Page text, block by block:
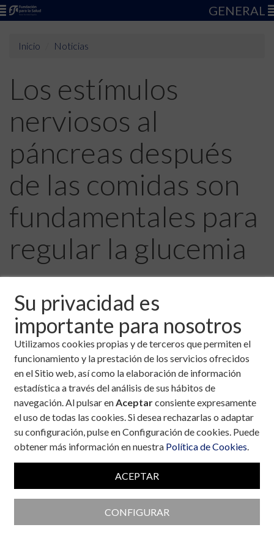
Su privacidad es
importante para nosotros
Utilizamos cookies propias y de terceros que permiten el
funcionamiento y la prestación de los servicios ofrecidos
en el Sitio web, así como la elaboración de información
estadística a través del análisis de sus hábitos de
navegación. Al pulsar enAceptarconsiente expresamente
el uso de todas las cookies. Si desea rechazarlas o adaptar
su configuración, pulse en Configuración de cookies. Puede
obtener más información en nuestra Política de Cookies.
ACEPTAR
CONFIGURAR
GENERAL
Inicio Noticias
Los estímulos
nerviosos al
páncreas después
de las comidas son
fundamentales para
regular la glucemia
Descargar fichero de la noticia completa (formato
pdf)